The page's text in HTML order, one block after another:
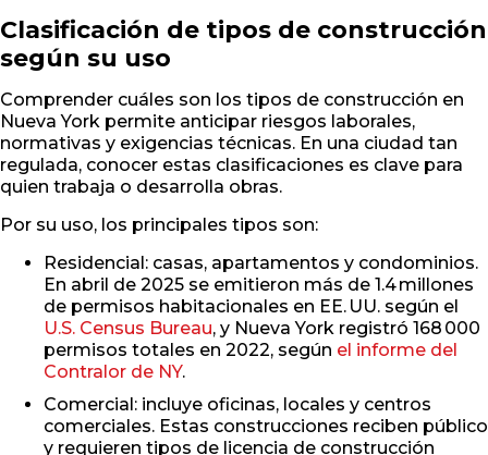
Clasificación de tipos de construcción
según su uso
Comprender cuáles son los tipos de construcción en
Nueva York permite anticipar riesgos laborales,
normativas y exigencias técnicas. En una ciudad tan
regulada, conocer estas clasificaciones es clave para
quien trabaja o desarrolla obras.
Por su uso, los principales tipos son:
Residencial: casas, apartamentos y condominios.
En abril de 2025 se emitieron más de 1.4 millones
de permisos habitacionales en EE. UU. según el
U.S. Census Bureau, y Nueva York registró 168 000
permisos totales en 2022, según el informe del
Contralor de NY.
Comercial: incluye oficinas, locales y centros
comerciales. Estas construcciones reciben público
y requieren tipos de licencia de construcción